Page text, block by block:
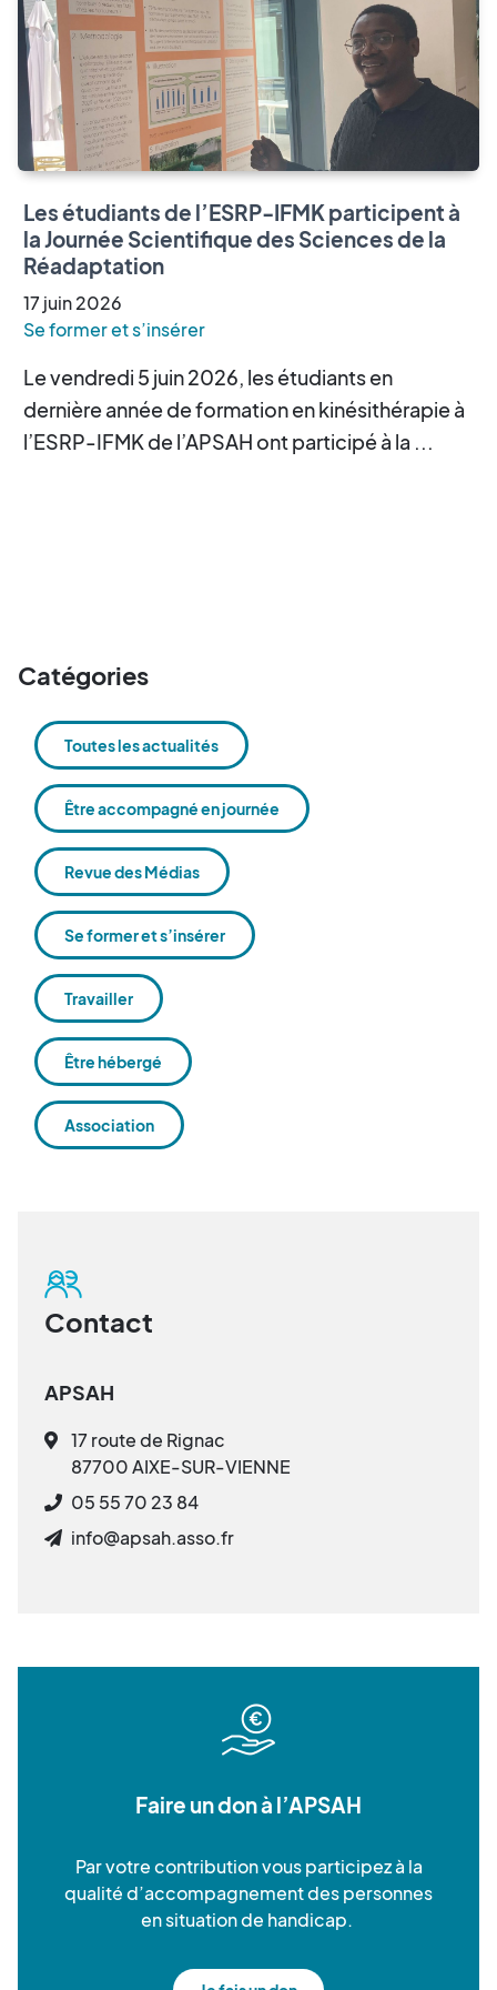
Les étudiants de l’ESRP-IFMK participent à
la Journée Scientifique des Sciences de la
Réadaptation
17juin2026
Se former et s’insérer
Le vendredi 5 juin 2026, les étudiants en
dernière année de formation en kinésithérapie à
l’ESRP-IFMK de l’APSAH ont participé à la ...
Catégories
Toutes les actualités
Être accompagné en journée
Revue des Médias
Se former et s’insérer
Travailler
Être hébergé
Association
Contact
APSAH
17 route de Rignac
87700 AIXE-SUR-VIENNE
05 55 70 23 84
info@apsah.asso.fr
Faire un don à l’APSAH
Par votre contribution vous participez à la
qualité d’accompagnement des personnes
en situation de handicap.